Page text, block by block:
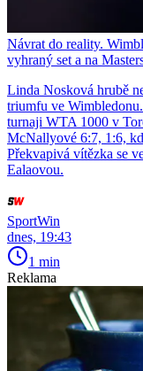
Návrat do reality.
vyhraný set a na
Linda Nosková hrubě
triumfu ve
turnaji WTA 1000 v
McNallyové 6:7, 1:6,
Překvapivá vítězka se
Ealaovou.
SportWin
dnes, 19:43
1 min
Reklama